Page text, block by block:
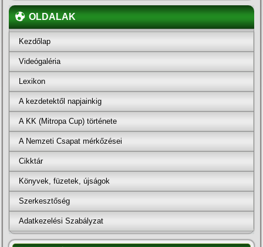
OLDALAK
Kezdőlap
Videógaléria
Lexikon
A kezdetektől napjainkig
A KK (Mitropa Cup) története
A Nemzeti Csapat mérkőzései
Cikktár
Könyvek, füzetek, újságok
Szerkesztőség
Adatkezelési Szabályzat